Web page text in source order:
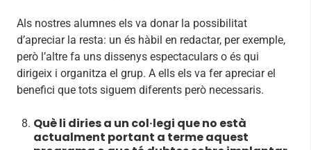
Als nostres alumnes els va donar la possibilitat
d’apreciar la resta: un és hàbil en redactar, per exemple,
però l’altre fa uns dissenys espectaculars o és qui
dirigeix i organitza el grup. A ells els va fer apreciar el
benefici que tots siguem diferents però necessaris.
Què li diries a un col·legi que no està
actualment portant a terme aquest